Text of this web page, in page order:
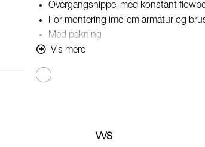
Overgangsnippel med konstant
For montering imellem armatur og
Med pakning
OBS! Flowet nedenfor er max flow
Vis mere
VVS